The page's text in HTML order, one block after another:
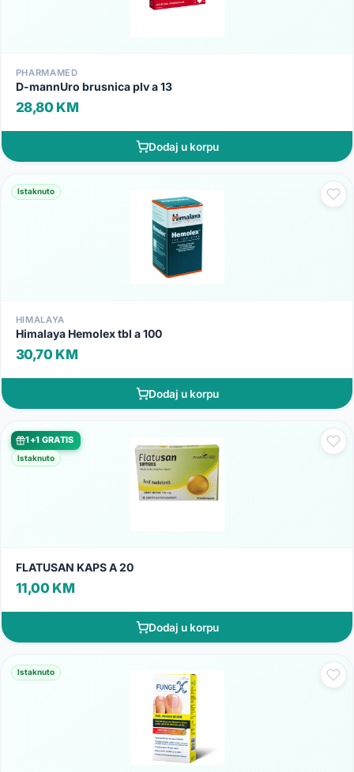
PHARMAMED
D-mannUro brusnica plv a 13
28,80 KM
Dodaj u korpu
Istaknuto
HIMALAYA
Himalaya Hemolex tbl a 100
30,70 KM
Dodaj u korpu
1+1 GRATIS
Istaknuto
FLATUSAN KAPS A 20
11,00 KM
Dodaj u korpu
Istaknuto